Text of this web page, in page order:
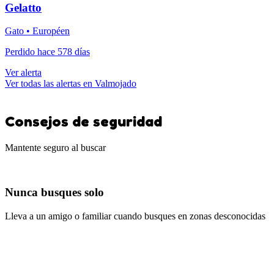
Gelatto
Gato • Européen
Perdido hace 578 días
Ver alerta
Ver todas las alertas en Valmojado
Consejos de seguridad
Mantente seguro al buscar
Nunca busques solo
Lleva a un amigo o familiar cuando busques en zonas desconocidas